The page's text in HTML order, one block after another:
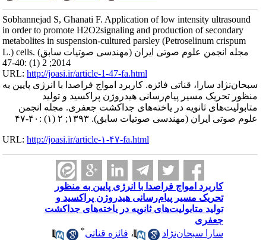
Sobhannejad S, Ghanati F. Application of low intensity ultrasound
in order to promote H2O2signaling and production of secondary
metabolites in suspension-cultured parsley (Petroselinum crispum
L.) cells. مجله انجمن علوم صوتی ایران (مهندسی صوتیات سابق)
2014; 2 (1) :40-47
URL:http://joasi.ir/article-1-47-fa.html
سبحان‌نژاد سارا، قناتی فائزه. کاربرد امواج فراصدا با انرژی پایین به
منظور تحریک مسیر پیام‌رسانی هیدروژن ‌پراکسید و تولید
متابولیت‌های ثانویه در یاخته‌های جداکشت جعفری. مجله انجمن
علوم صوتی ایران (مهندسی صوتیات سابق). ۱۳۹۳; ۲ (۱) :۴۰-۴۷
URL:http://joasi.ir/article-۱-۴۷-fa.html
کاربرد امواج فراصدا با انرژی پایین به منظور
تحریک مسیر پیام‌رسانی هیدروژن ‌پراکسید و
تولید متابولیت‌های ثانویه در یاخته‌های جداکشت
جعفری
سارا سبحان‌نژاد
،فائزه قناتی